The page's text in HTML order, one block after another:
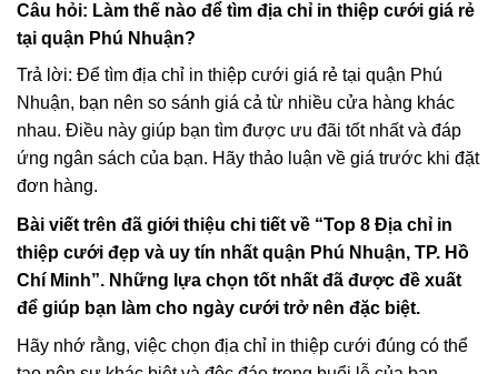
Câu hỏi: Làm thế nào để tìm địa chỉ in thiệp cưới giá rẻ
tại quận Phú Nhuận?
Trả lời: Để tìm địa chỉ in thiệp cưới giá rẻ tại quận Phú
Nhuận, bạn nên so sánh giá cả từ nhiều cửa hàng khác
nhau. Điều này giúp bạn tìm được ưu đãi tốt nhất và đáp
ứng ngân sách của bạn. Hãy thảo luận về giá trước khi đặt
đơn hàng.
Bài viết trên đã giới thiệu chi tiết về “Top 8 Địa chỉ in
thiệp cưới đẹp và uy tín nhất quận Phú Nhuận, TP. Hồ
Chí Minh”. Những lựa chọn tốt nhất đã được đề xuất
để giúp bạn làm cho ngày cưới trở nên đặc biệt.
Hãy nhớ rằng, việc chọn địa chỉ in thiệp cưới đúng có thể